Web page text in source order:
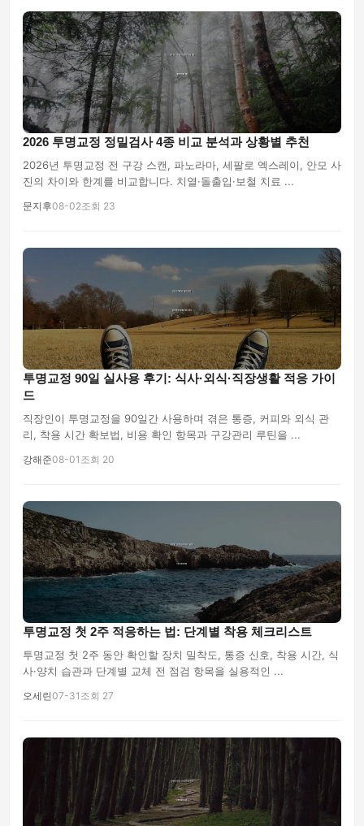
2026 투명교정 정밀검사 4종 비교 분석과 상황별 추천
2026년 투명교정 전 구강 스캔, 파노라마, 세팔로 엑스레이, 안모 사
진의 차이와 한계를 비교합니다. 치열·돌출입·보철 치료 ...
문지후08-02조회 23
투명교정 90일 실사용 후기: 식사·외식·직장생활 적응 가이
드
직장인이 투명교정을 90일간 사용하며 겪은 통증, 커피와 외식 관
리, 착용 시간 확보법, 비용 확인 항목과 구강관리 루틴을 ...
강해준08-01 조회 20
투명교정 첫 2주 적응하는 법: 단계별 착용 체크리스트
투명교정 첫 2주 동안 확인할 장치 밀착도, 통증 신호, 착용 시간, 식
사·양치 습관과 단계별 교체 전 점검 항목을 실용적인 ...
오세린07-31 조회 27